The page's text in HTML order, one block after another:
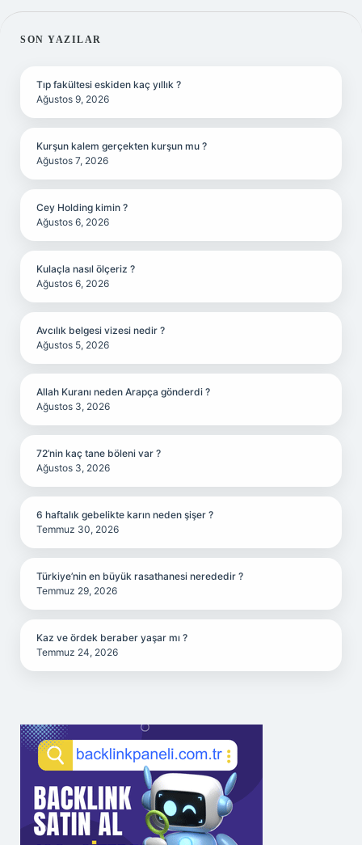
SIDEBAR
SON YAZILAR
Tıp fakültesi eskiden kaç yıllık ?
Ağustos 9, 2026
Kurşun kalem gerçekten kurşun mu ?
Ağustos 7, 2026
Cey Holding kimin ?
Ağustos 6, 2026
Kulaçla nasıl ölçeriz ?
Ağustos 6, 2026
Avcılık belgesi vizesi nedir ?
Ağustos 5, 2026
Allah Kuranı neden Arapça gönderdi ?
Ağustos 3, 2026
72’nin kaç tane böleni var ?
Ağustos 3, 2026
6 haftalık gebelikte karın neden şişer ?
Temmuz 30, 2026
Türkiye’nin en büyük rasathanesi nerededir ?
Temmuz 29, 2026
Kaz ve ördek beraber yaşar mı ?
Temmuz 24, 2026